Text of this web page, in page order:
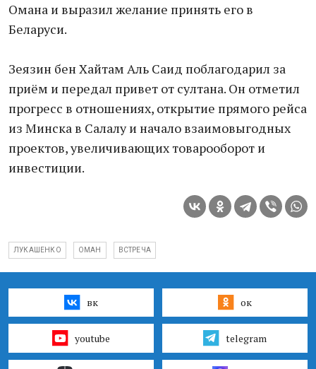
Омана и выразил желание принять его в
Беларуси.
Зеязин бен Хайтам Аль Саид поблагодарил за
приём и передал привет от султана. Он отметил
прогресс в отношениях, открытие прямого рейса
из Минска в Салалу и начало взаимовыгодных
проектов, увеличивающих товарооборот и
инвестиции.
ЛУКАШЕНКО ОМАН ВСТРЕЧА
вк ок
youtube telegram